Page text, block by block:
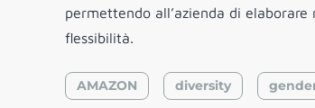
permettendo all’azienda di
flessibilità.
AMAZON diversity